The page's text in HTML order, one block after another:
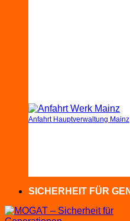
Anfahrt Hauptverwaltung Mainz
SICHERHEIT FÜR